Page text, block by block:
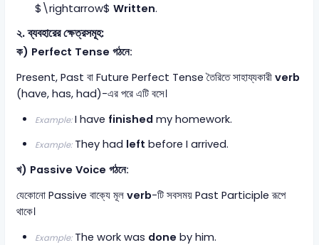
$\rightarrow$ Written.
২. ব্যবহারের ক্ষেত্রসমূহ:
ক) Perfect Tense গঠনে:
Present, Past বা Future Perfect Tense তৈরিতে সাহায্যকারীverb
(have, has, had)-এর পরে এটি বসে।
Example:I have finishedmy homework.
Example:They had left before I arrived.
খ) Passive Voice গঠনে:
যেকোনো Passive বাক্যে মূলverb-টি সবসময় Past Participle রূপে
থাকে।
Example:The work was done by him.